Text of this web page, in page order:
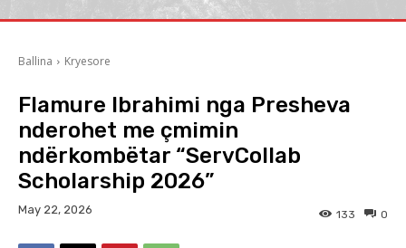
Ballina Kryesore
Flamure Ibrahimi nga Presheva
nderohet me çmimin
ndërkombëtar “ServCollab
Scholarship 2026”
May 22, 2026 0
133